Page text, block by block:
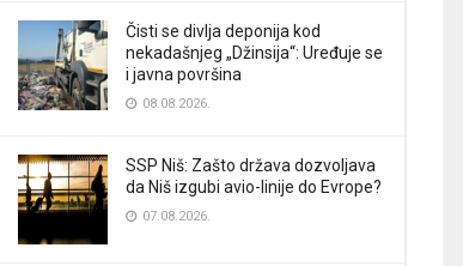
Čisti se divlja deponija kod
nekadašnjeg „Džinsija“: Uređuje se
i javna površina
08.08.2026.
SSP Niš: Zašto država dozvoljava
da Niš izgubi avio-linije do Evrope?
07.08.2026.